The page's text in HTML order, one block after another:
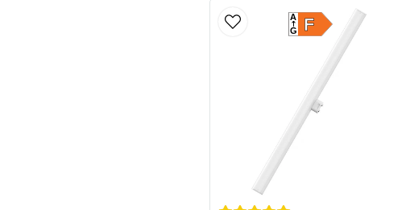
F
A
G